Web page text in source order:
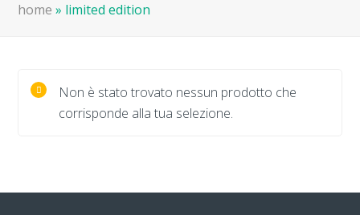
home » limited edition
Non è stato trovato nessun prodotto che
corrisponde alla tua selezione.